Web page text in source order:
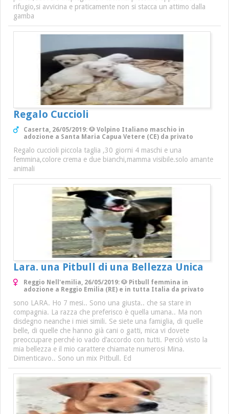
rifugio,si avvicina e praticamente non si stacca un attimo dalla
gamba
Regalo Cuccioli
Caserta, 26/05/2019: 🐶 Volpino Italiano maschio in
adozione a Santa Maria Capua Vetere (CE) da privato
Regalo cuccioli piccola taglia ,30 giorni 4 maschi e una
femmina,colore crema e due bianchi,mamma visibile.solo amante
animali
Lara. una Pitbull di una Bellezza Unica
Reggio Nell'emilia, 26/05/2019: 🐶 Pitbull femmina in
adozione a Reggio Emilia (RE) e in tutta Italia da privato
sono LARA. Ho 7 mesi.. Sono una giusta.. che sa stare in
compagnia. La razza che preferisco è quella umana.. Ma non
disdegno neanche i miei simili. Se siete una famiglia, di quelle
belle, di quelle che hanno già cani o gatti, mica vi dovete
preoccupare perché io vado d’accordo con tutti. Perciò visto la
mia bellezza e il mio carattere chiamate numerosi Mina.
Dimenticavo.. Sono un mix Pitbull. Ed